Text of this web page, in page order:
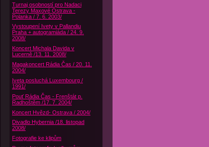
Turnaj osobností pro Nadaci
Terezy Maxové Ostrava -
Polanka / 7. 6. 2003/
Vystoupení Ivety v Pallandiu
Praha + autogramiáda / 24. 9.
2008/
Koncert Michala Davida v
Lucerně /13. 11. 2008/
Magakoncert Rádia Čas / 20. 11.
2004/
Iveta posluchá Luxembourg /
1991/
Pouť Rádia Čas - Frenštát p.
Radhoštěm /17. 7. 2004/
Koncert Hvězd- Ostrava / 2004/
Divadlo Hybernia /18. listopad
2008/
Fotografie ke klipům